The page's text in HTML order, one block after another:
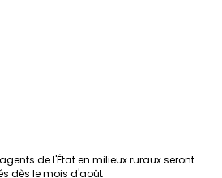
de l'État en milieux ruraux seront
dès le mois d'août